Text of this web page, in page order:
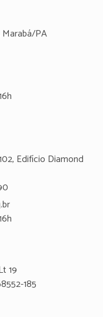
Marabá/PA
Edifício Diamond
19
185